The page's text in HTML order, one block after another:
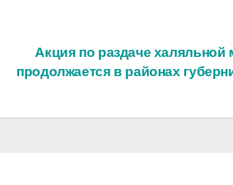
Акция по раздаче халяльной
продолжается в районах